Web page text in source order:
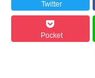
Twitter
Pocket